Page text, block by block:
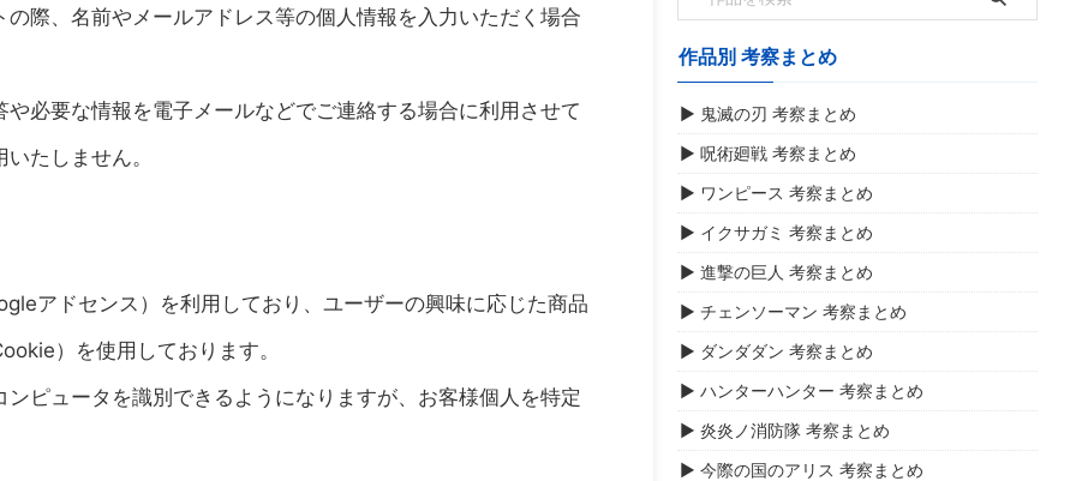
際、名前やメールアドレス等の個人情報を入力いただく場合
必要な情報を電子メールなどでご連絡する場合に利用させて
たしません。
アドセンス）を利用しており、ユーザーの興味に応じた商品
）を使用しております。
ピュータを識別できるようになりますが、お客様個人を特定
作品別 考察まとめ
▶ 鬼滅の刃 考察まとめ
▶ 呪術廻戦 考察まとめ
▶ ワンピース 考察まとめ
▶ イクサガミ 考察まとめ
▶ 進撃の巨人 考察まとめ
▶ チェンソーマン 考察まとめ
▶ ダンダダン 考察まとめ
▶ ハンターハンター 考察まとめ
▶ 炎炎ノ消防隊 考察まとめ
▶ 今際の国のアリス 考察まとめ